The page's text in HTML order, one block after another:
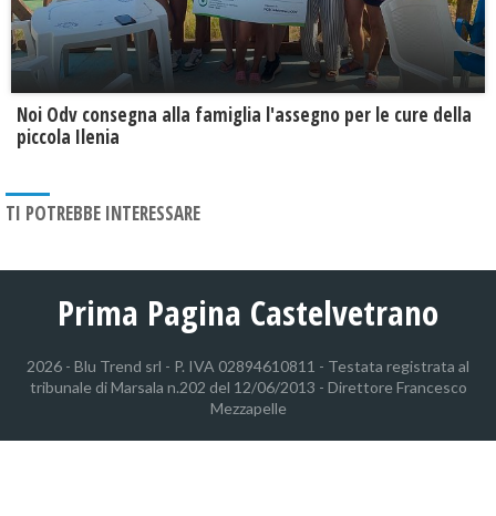
Noi Odv consegna alla famiglia l'assegno per le cure della
piccola Ilenia
TI POTREBBE INTERESSARE
Prima Pagina Castelvetrano
2026 - Blu Trend srl - P. IVA 02894610811 - Testata registrata al
tribunale di Marsala n.202 del 12/06/2013 - Direttore Francesco
Mezzapelle